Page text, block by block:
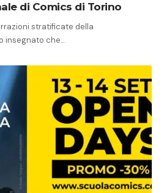
di Comics di Torino
stratificate della
insegnato che…